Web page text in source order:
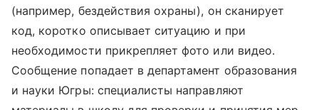
(например, бездействия охраны), он сканирует
код, коротко описывает ситуацию и при
необходимости прикрепляет фото или видео.
Сообщение попадает в департамент образования
и науки Югры: специалисты направляют